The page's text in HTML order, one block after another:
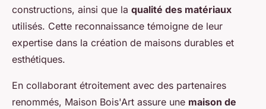
constructions, ainsi que la qualité des matériaux
utilisés. Cette reconnaissance témoigne de leur
expertise dans la création de maisons durables et
esthétiques.
En collaborant étroitement avec des partenaires
renommés, Maison Bois'Art assure une maison de